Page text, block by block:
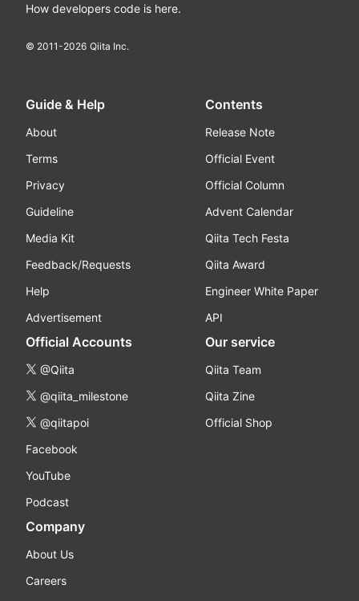
How developers code is here.
© 2011-2026 Qiita Inc.
Guide & Help
About
Terms
Privacy
Guideline
Media Kit
Feedback/Requests
Help
Advertisement
Contents
Release Note
Official Event
Official Column
Advent Calendar
Qiita Tech Festa
Qiita Award
Engineer White Paper
API
Official Accounts
@Qiita
@qiita_milestone
@qiitapoi
Facebook
YouTube
Podcast
Our service
Qiita Team
Qiita Zine
Official Shop
Company
About Us
Careers